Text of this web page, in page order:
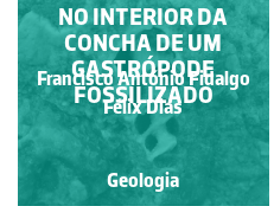
PORMENOR DO
CÁLICE SEPTADO DE
UM FÓSSIL DE CORAL
(HEXACORALLIA)
SOLITÁRIO.
Francisco António Fidalgo
Félix Dias
Geologia
NO INTERIOR DA
CONCHA DE UM
GASTRÓPODE
FOSSILIZADO
Francisco António Fidalgo
Félix Dias
Geologia